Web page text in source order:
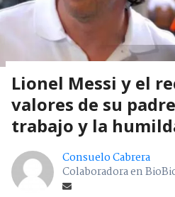
Lionel Messi y el
valores de su
trabajo y la
Consuelo Cabrera
Colaboradora en